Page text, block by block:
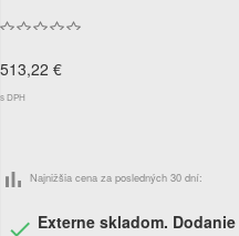
513,22 €
s DPH
bar_chart Najnižšia cena za posledných 30 dní:
 Externe skladom.